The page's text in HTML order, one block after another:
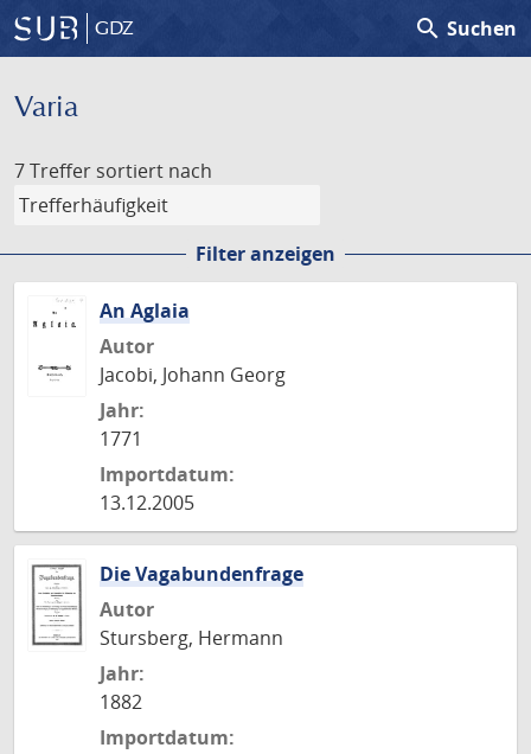
GDZ search Suchen
Varia
7 Treffer sortiert nach
Filter anzeigen
An Aglaia
Autor
Jacobi, Johann Georg
Jahr:
1771
Importdatum:
13.12.2005
Die Vagabundenfrage
Autor
Stursberg, Hermann
Jahr:
1882
Importdatum: